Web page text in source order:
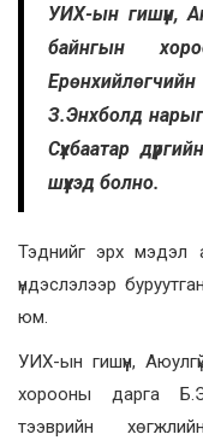
УИХ-ын гишүүн,
байнгын
З.Энхболд
Сүхбаатар
шүүхэд болно.
Тэднийг эрх мэдэл
үндэслэлээр
юм.
УИХ-ын гишүүн,
хорооны дарга
тээврийн